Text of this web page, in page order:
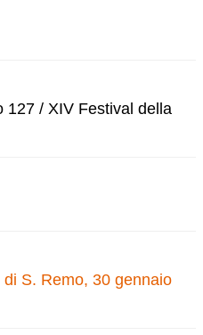
127 / XIV Festival della
S. Remo, 30 gennaio